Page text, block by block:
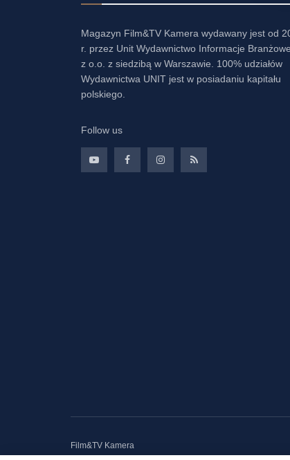
Magazyn Film&TV Kamera wydawany jest od
r. przez Unit Wydawnictwo Informacje
z o.o. z siedzibą w Warszawie. 100% udziałów
Wydawnictwa UNIT jest w posiadaniu kapitału
polskiego.
Follow us
Film&TV Kamera